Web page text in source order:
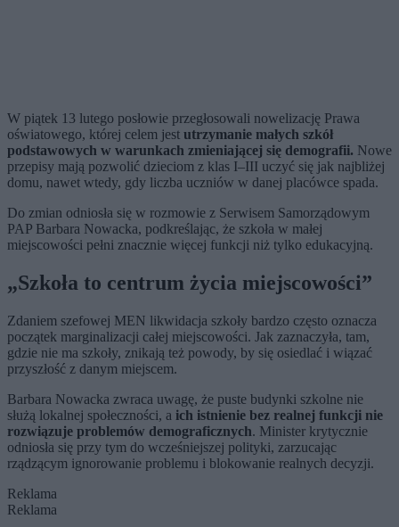
W piątek 13 lutego posłowie przegłosowali nowelizację Prawa
oświatowego, której celem jest utrzymanie małych szkół
podstawowych w warunkach zmieniającej się demografii. Nowe
przepisy mają pozwolić dzieciom z klas I–III uczyć się jak najbliżej
domu, nawet wtedy, gdy liczba uczniów w danej placówce spada.
Do zmian odniosła się w rozmowie z Serwisem Samorządowym
PAP Barbara Nowacka, podkreślając, że szkoła w małej
miejscowości pełni znacznie więcej funkcji niż tylko edukacyjną.
„Szkoła to centrum życia miejscowości”
Zdaniem szefowej MEN likwidacja szkoły bardzo często oznacza
początek marginalizacji całej miejscowości. Jak zaznaczyła, tam,
gdzie nie ma szkoły, znikają też powody, by się osiedlać i wiązać
przyszłość z danym miejscem.
Barbara Nowacka zwraca uwagę, że puste budynki szkolne nie
służą lokalnej społeczności, a ich istnienie bez realnej funkcji nie
rozwiązuje problemów demograficznych. Minister krytycznie
odniosła się przy tym do wcześniejszej polityki, zarzucając
rządzącym ignorowanie problemu i blokowanie realnych decyzji.
Reklama
Reklama